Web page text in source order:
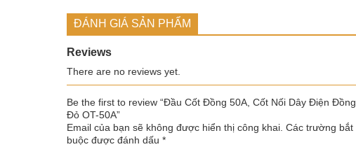
ĐÁNH GIÁ SẢN PHẨM
Reviews
There are no reviews yet.
Be the first to review “Đầu Cốt Đồng 50A, Cốt Nối Dây Điện Đồng
Đỏ OT-50A”
Email của bạn sẽ không được hiển thị công khai. Các trường bắt
buộc được đánh dấu *